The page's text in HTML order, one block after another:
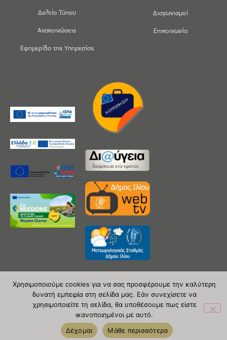
Δελτία Τύπου
Ανακοινώσεις
Εφημερίδα της Υπηρεσίας
Διαγωνισμοί
Επικοινωνία
Copyright 2020 © Δήμος Ιλίου
| powered by Evolutionprojects
Χρησιμοποιούμε cookies για να σας προσφέρουμε την καλύτερη
δυνατή εμπειρία στη σελίδα μας. Εάν συνεχίσετε να
χρησιμοποιείτε τη σελίδα, θα υποθέσουμε πως είστε
ικανοποιημένοι με αυτό.
Δέχομαι
Μάθε περισσότερα